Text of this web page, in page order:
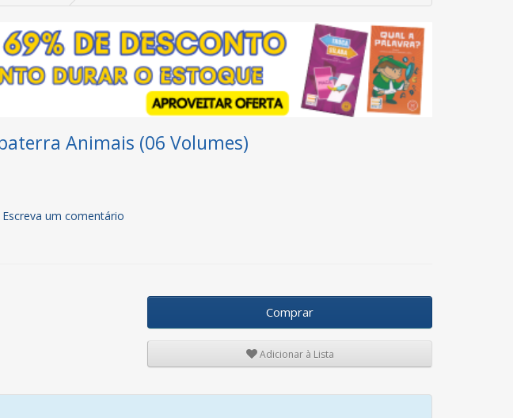
Animais (06 Volumes)
Escreva um comentário
Comprar
Adicionar à Lista